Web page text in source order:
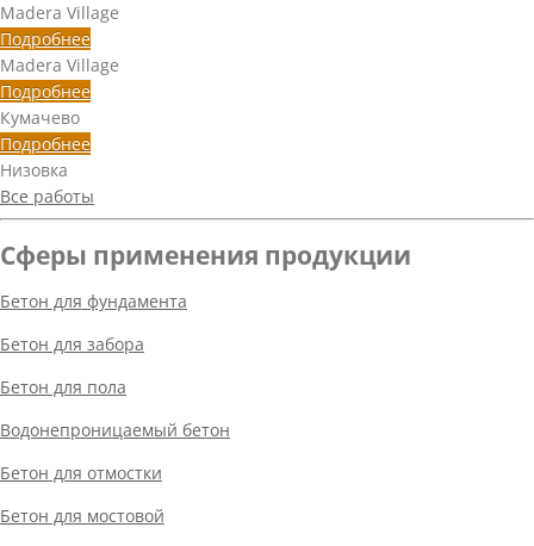
Madera Village
Подробнее
Madera Village
Подробнее
Кумачево
Подробнее
Низовка
Все работы
Сферы применения продукции
Бетон для фундамента
Бетон для забора
Бетон для пола
Водонепроницаемый бетон
Бетон для отмостки
Бетон для мостовой